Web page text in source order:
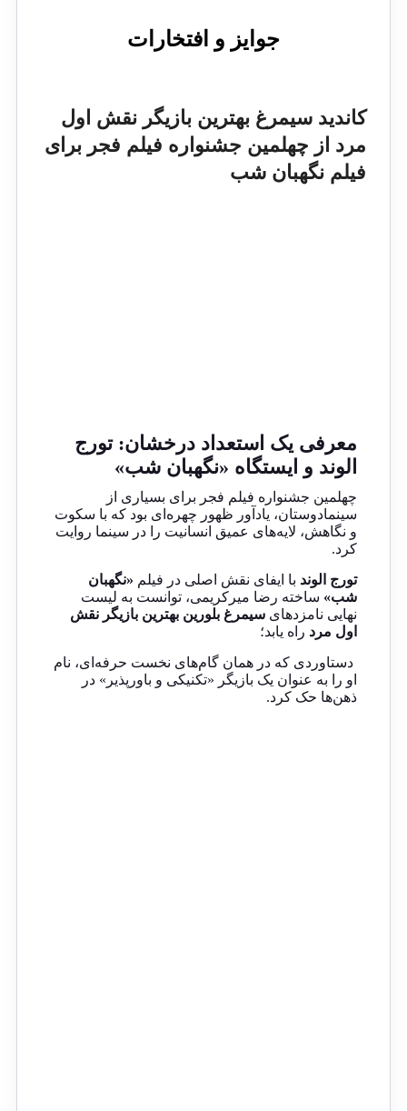
جوایز و افتخارات
کاندید سیمرغ بهترین بازیگر نقش اول
مرد از چهلمین جشنواره فیلم فجر برای
فیلم نگهبان شب
معرفی یک استعداد درخشان: تورج
الوند و ایستگاه «نگهبان شب»
چهلمین جشنواره فیلم فجر برای بسیاری از
سینمادوستان، یادآور ظهور چهره‌ای بود که با سکوت
و نگاهش، لایه‌های عمیق انسانیت را در سینما روایت
کرد.
تورج الوند با ایفای نقش اصلی در فیلم «نگهبان
شب» ساخته رضا میرکریمی، توانست به لیست
نهایی نامزدهایسیمرغ بلورین بهترین بازیگر نقش
اول مرد راه یابد؛
دستاوردی که در همان گام‌های نخست حرفه‌ای، نام
او را به عنوان یک بازیگر «تکنیکی و باورپذیر» در
ذهن‌ها حک کرد.